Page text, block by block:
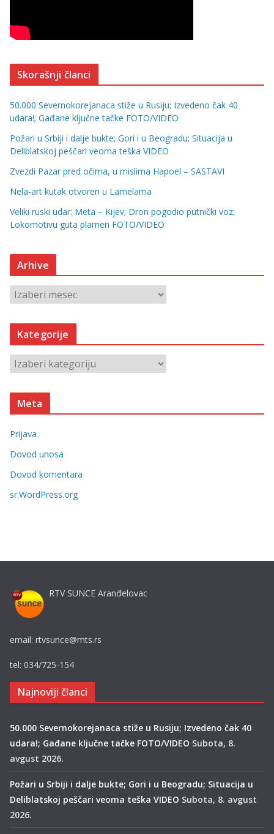
Skorašnji članci
50.000 Severnokorejanaca stiže u Rusiju; Izvedeno čak 40
udara!; Gađane ključne tačke FOTO/VIDEO
Požari u Srbiji i dalje bukte; Gori i u Beogradu; Situacija u
Deliblatskoj peščari veoma teška VIDEO
Zvezdi Pazar pred očima, u mislima Hapoel – SASTAVI
Nela-art kutak otvoren u Lamelama
Veliki ruski udar: Meta – Kijev; Dron pogodio putnički voz;
Lokomotivu guta plamen FOTO/VIDEO
Arhive
r
h
v
Kategorije
a
t
o
r
e
Meta
Prijava
Dovod unosa
Dovod komentara
sr.WordPress.org
RTV SUNCE Aranđelovac
email: rtvsunce@mts.rs
tel: 034/725-154
Najnoviji članci
50.000 Severnokorejanaca stiže u Rusiju; Izvedeno čak 40
udara!; Gađane ključne tačke FOTO/VIDEO Subota, 8.
avgust 2026.
Požari u Srbiji i dalje bukte; Gori i u Beogradu; Situacija u
Deliblatskoj peščari veoma teška VIDEO Subota, 8. avgust
2026.